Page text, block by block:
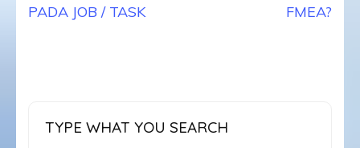
PADA JOB / TASK
FMEA?
TYPE WHAT YOU SEARCH